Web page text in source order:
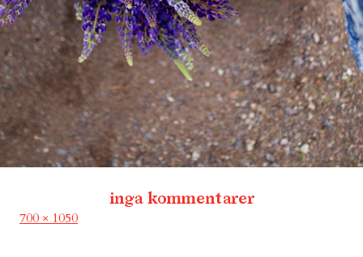
inga kommentarer
Full
700 × 1050